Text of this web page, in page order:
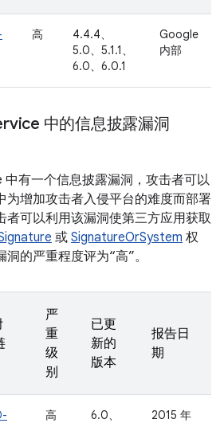
高
4.4.4、
5.0、5.1.1、
6.0、6.0.1
Google
内部
中的信息披露漏洞
中有一个信息披露漏洞，攻击者可以
为增加攻击者入侵平台的难度而部署
者可以利用该漏洞使第三方应用获取
或 SignatureOrSystem 权
的严重程度评为“高”。
严
重
级
别
已更
新的
版本
报告日
期
高
6.0、
2015 年